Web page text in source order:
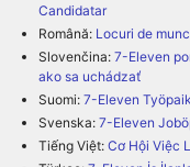
Candidatar
Română: Locuri de
Slovenčina: 7-Eleven
ako sa uchádzať
Suomi: 7-Eleven
Svenska: 7-Eleven
Tiếng Việt: Cơ Hội Việc